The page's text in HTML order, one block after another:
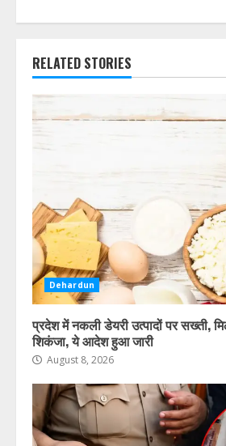
RELATED STORIES
Dehardun
प्रदेश में नकली डेयरी उत्पादों पर सख्ती,
शिकंजा, ये आदेश हुआ जारी
August 8, 2026